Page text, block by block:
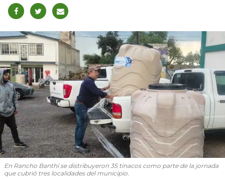
En Rancho Banthí se distribuyeron 35 tinacos como parte de la jornada
que cubrió tres localidades del municipio.